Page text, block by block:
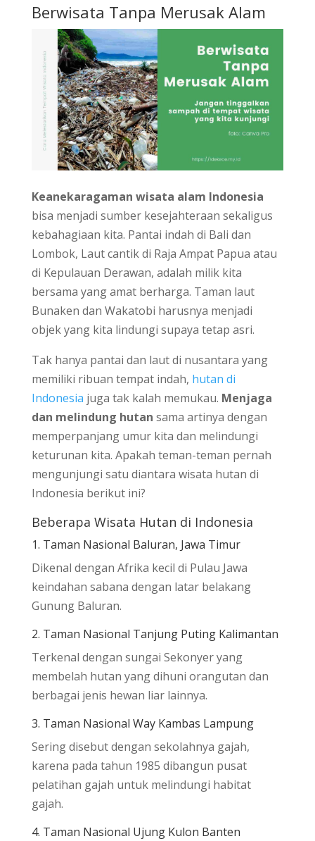
Berwisata Tanpa Merusak Alam
Keanekaragaman wisata alam Indonesia
bisa menjadi sumber kesejahteraan sekaligus
kebahagiaan kita. Pantai indah di Bali dan
Lombok, Laut cantik di Raja Ampat Papua atau
di Kepulauan Derawan, adalah milik kita
bersama yang amat berharga. Taman laut
Bunaken dan Wakatobi harusnya menjadi
objek yang kita lindungi supaya tetap asri.
Tak hanya pantai dan laut di nusantara yang
memiliki ribuan tempat indah, hutan di
Indonesia juga tak kalah memukau. Menjaga
dan melindung hutan sama artinya dengan
memperpanjang umur kita dan melindungi
keturunan kita. Apakah teman-teman pernah
mengunjungi satu diantara wisata hutan di
Indonesia berikut ini?
Beberapa Wisata Hutan di Indonesia
1. Taman Nasional Baluran, Jawa Timur
Dikenal dengan Afrika kecil di Pulau Jawa
keindahan sabana dengan latar belakang
Gunung Baluran.
2. Taman Nasional Tanjung Puting Kalimantan
Terkenal dengan sungai Sekonyer yang
membelah hutan yang dihuni orangutan dan
berbagai jenis hewan liar lainnya.
3. Taman Nasional Way Kambas Lampung
Sering disebut dengan sekolahnya gajah,
karena pada tahun 1985 dibangun pusat
pelatihan gajah untuk melindungi habitat
gajah.
4. Taman Nasional Ujung Kulon Banten